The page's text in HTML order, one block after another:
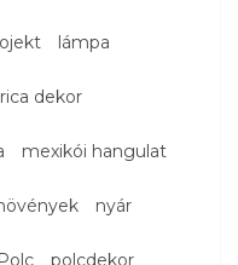
lámpa
dekor
mexikói hangulat
nyár
Polc polcdekor